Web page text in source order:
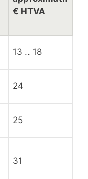
€ HTVA
13 .. 18
24
25
31